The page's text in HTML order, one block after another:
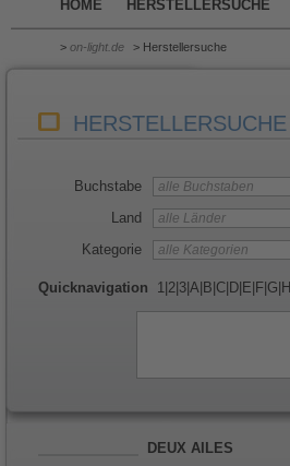
HOME HERSTELLERSUCHE
> on-light.de > Herstellersuche
HERSTELLERSUCHE
Buchstabe
Land
Kategorie
Quicknavigation 1 2 3 A B C D E F G H
DEUX AILES